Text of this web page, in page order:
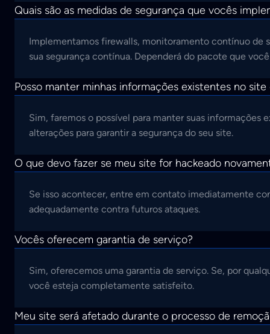
Quais são as medidas de segurança que vocês
Implementamos firewalls, monitoramento contínuo de
sua segurança contínua. Dependerá do pacote que
Posso manter minhas informações existentes no
Sim, faremos o possível para manter suas informações
alterações para garantir a segurança do seu site.
O que devo fazer se meu site for hackeado
Se isso acontecer, entre em contato imediatamente
adequadamente contra futuros ataques.
Vocês oferecem garantia de serviço?
Sim, oferecemos uma garantia de serviço. Se, por
você esteja completamente satisfeito.
Meu site será afetado durante o processo de